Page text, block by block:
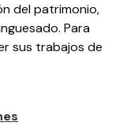
del patrimonio,
Para
sus trabajos de